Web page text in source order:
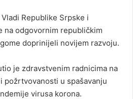
Republike Srpske i
na odgovornim republičkim
doprinijeli novijem razvoju.
je zdravstvenim radnicima na
požrtvovanosti u spašavanju
virusa korona.